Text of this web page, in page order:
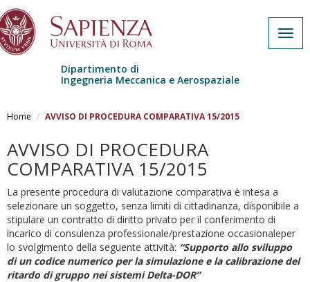
Dipartimento di
Ingegneria Meccanica e Aerospaziale
Home AVVISO DI PROCEDURA COMPARATIVA 15/2015
AVVISO DI PROCEDURA
COMPARATIVA 15/2015
La presente procedura di valutazione comparativa è intesa a
selezionare un soggetto, senza limiti di cittadinanza, disponibile a
stipulare un contratto di diritto privato per il conferimento di
incarico di consulenza professionale/prestazione occasionaleper
lo svolgimento della seguente attività: “Supporto allo sviluppo
di un codice numerico per la simulazione e la calibrazione del
ritardo di gruppo nei sistemi Delta-DOR”